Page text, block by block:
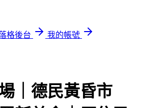
格後台
我的帳號
｜德民黃昏市